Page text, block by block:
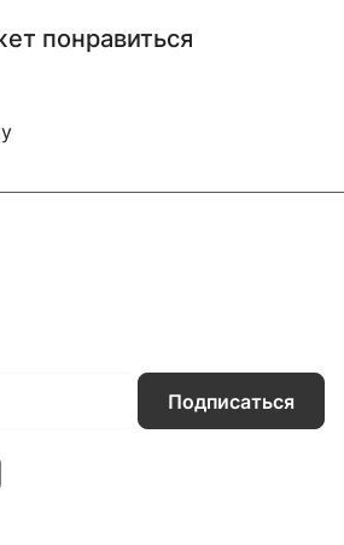
понравиться
Подписаться